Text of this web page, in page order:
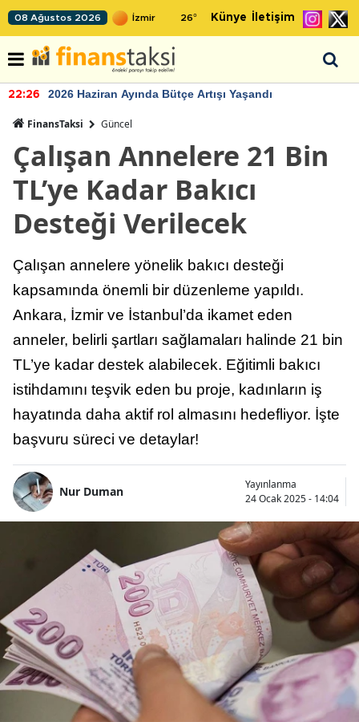
08 Ağustos 2026 26° Künye İletişim
22:26 2026 Haziran Ayında Bütçe Artışı Yaşandı
FinansTaksi Güncel
Çalışan Annelere 21 Bin
TL’ye Kadar Bakıcı
Desteği Verilecek
Çalışan annelere yönelik bakıcı desteği
kapsamında önemli bir düzenleme yapıldı.
Ankara, İzmir ve İstanbul’da ikamet eden
anneler, belirli şartları sağlamaları halinde 21 bin
TL’ye kadar destek alabilecek. Eğitimli bakıcı
istihdamını teşvik eden bu proje, kadınların iş
hayatında daha aktif rol almasını hedefliyor. İşte
başvuru süreci ve detaylar!
Nur Duman
Yayınlanma
24 Ocak 2025 - 14:04